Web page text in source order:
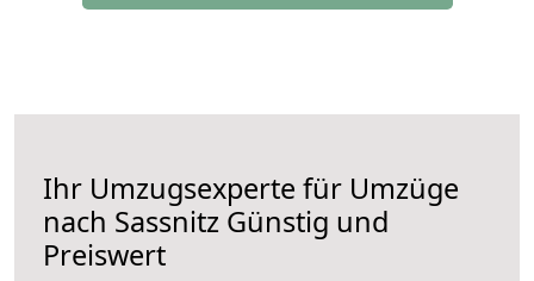
Ihr Umzugsexperte für Umzüge
nach Sassnitz Günstig und
Preiswert